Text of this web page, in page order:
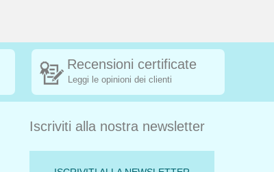
Recensioni certificate
Leggi le opinioni dei clienti
Iscriviti alla nostra newsletter